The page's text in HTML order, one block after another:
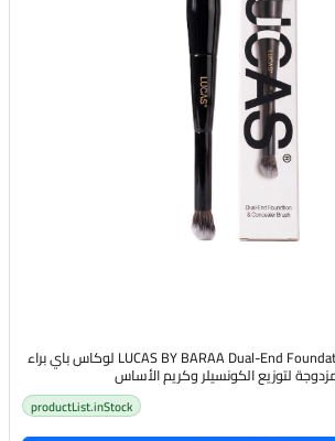
LUCAS BY BARAA Dual-End Foundation & Concealer Brush لوكاس باي براء
لتوزيع الكونسيلر وكريم الأساس
productList.inStock